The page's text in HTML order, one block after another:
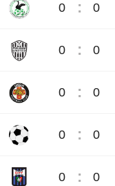
0 : 0
0 : 0
0 : 0
0 : 0
0 : 0